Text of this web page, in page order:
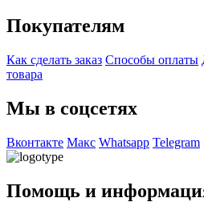
Покупателям
Как сделать заказ Способы оплаты
товара
Мы в соцсетях
Вконтакте Макс Whatsapp Telegram
Помощь и